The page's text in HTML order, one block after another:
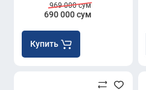
690 000 сум
969 000 сум
Купить